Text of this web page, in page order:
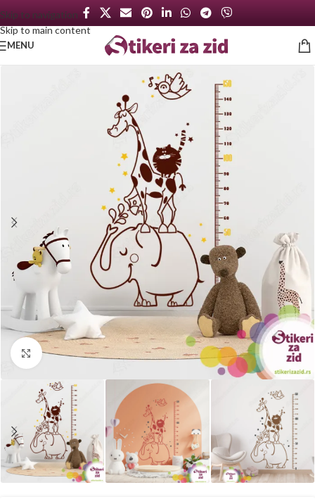
Skip to navigation
Skip to main content
MENU
Kliknite za uvećanje